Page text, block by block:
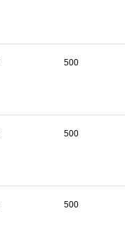
500
500
500